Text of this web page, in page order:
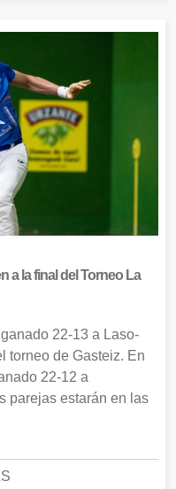
a la final del Torneo La
22-13 a Laso-
torneo de Gasteiz. En
22-12 a
parejas estarán en las